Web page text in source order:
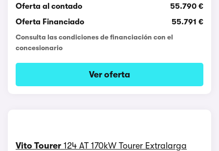
Oferta al contado
55.790 €
Oferta Financiado
55.791 €
Consulta las condiciones de financiación con el
concesionario
Ver oferta
Vito Tourer 124 AT 170kW Tourer Extralarga